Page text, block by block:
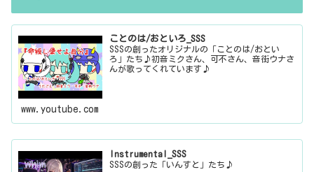
ことのは/おといろ_SSS
SSSの創ったオリジナルの「ことのは/おとい
ろ」たち♪初音ミクさん、可不さん、音街ウナさ
んが歌ってくれています♪
www.youtube.com
Instrumental_SSS
SSSの創った「いんすと」たち♪